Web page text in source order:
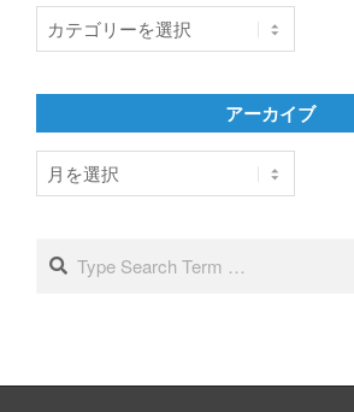
テ
リ
アーカイブ
ア
ー
ブSearch